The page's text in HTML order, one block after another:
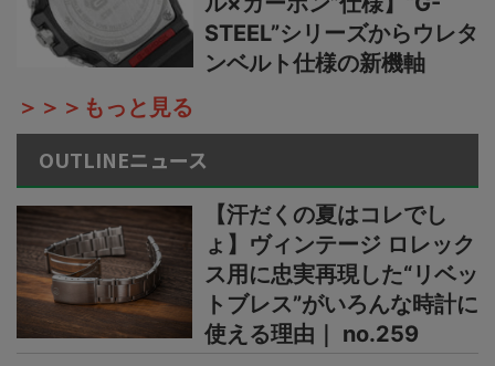
STEEL”シリーズからウレタ
ンベルト仕様の新機軸
＞＞＞もっと見る
OUTLINEニュース
【汗だくの夏はコレでし
ょ】ヴィンテージ ロレック
ス用に忠実再現した“リベッ
トブレス”がいろんな時計に
使える理由｜ no.259